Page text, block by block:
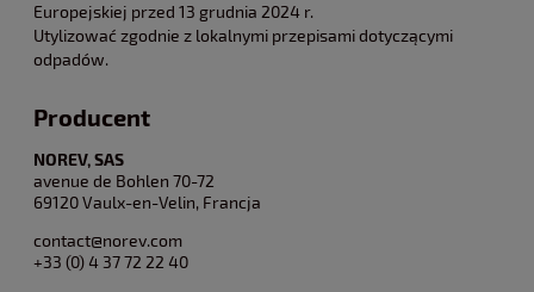
Europejskiej przed 13 grudnia 2024 r.
Utylizować zgodnie z lokalnymi przepisami dotyczącymi
odpadów.
Producent
NOREV, SAS
avenue de Bohlen 70-72
69120 Vaulx-en-Velin, Francja
contact@norev.com
+33 (0) 4 37 72 22 40